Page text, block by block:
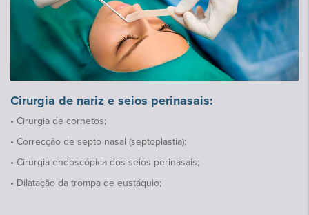
Cirurgia de nariz e seios perinasais:
• Cirurgia de cornetos;
• Correcção de septo nasal (septoplastia);
• Cirurgia endoscópica dos seios perinasais;
• Dilatação da trompa de eustáquio;